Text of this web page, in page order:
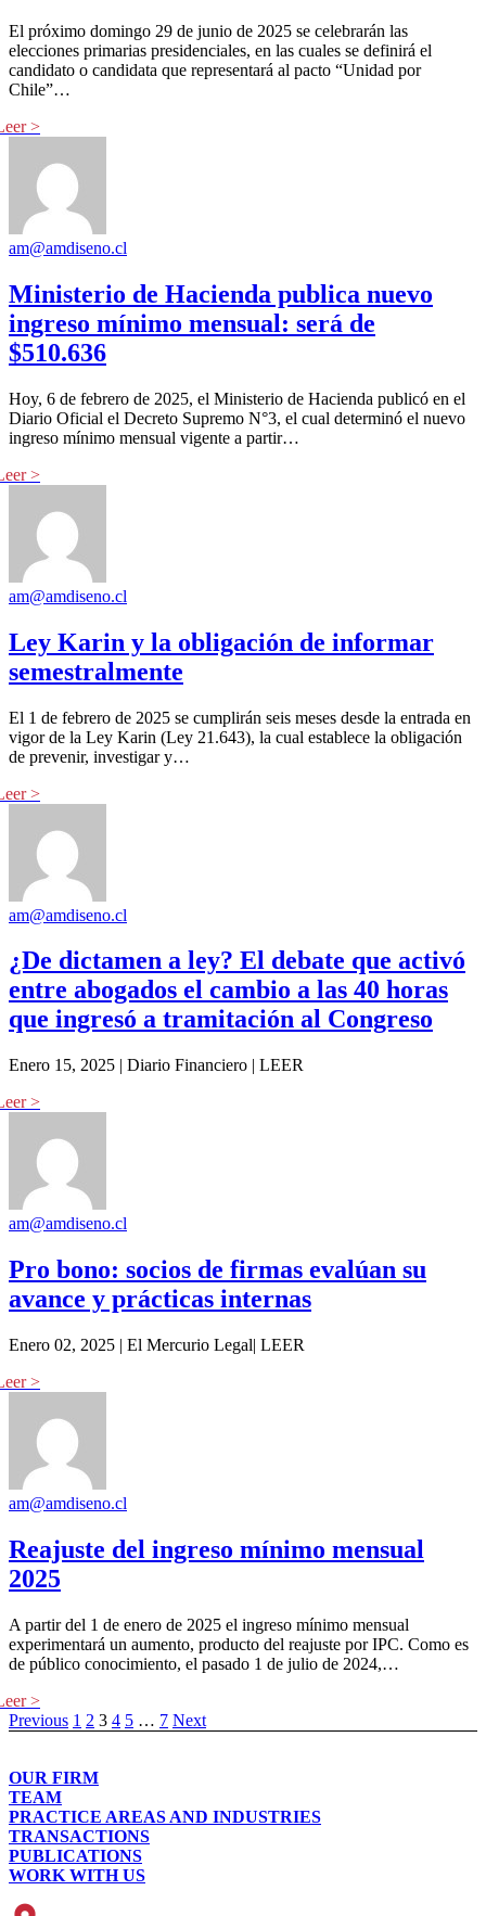
El próximo domingo 29 de junio de 2025 se celebrarán las
elecciones primarias presidenciales, en las cuales se definirá el
candidato o candidata que representará al pacto “Unidad por
Chile”…
am@amdiseno.cl
Ministerio de Hacienda publica nuevo
ingreso mínimo mensual: será de
$510.636
Hoy, 6 de febrero de 2025, el Ministerio de Hacienda publicó en el
Diario Oficial el Decreto Supremo N°3, el cual determinó el nuevo
ingreso mínimo mensual vigente a partir…
am@amdiseno.cl
Ley Karin y la obligación de informar
semestralmente
El 1 de febrero de 2025 se cumplirán seis meses desde la entrada en
vigor de la Ley Karin (Ley 21.643), la cual establece la obligación
de prevenir, investigar y…
am@amdiseno.cl
¿De dictamen a ley? El debate que activó
entre abogados el cambio a las 40 horas
que ingresó a tramitación al Congreso
Enero 15, 2025 | Diario Financiero | LEER
am@amdiseno.cl
Pro bono: socios de firmas evalúan su
avance y prácticas internas
Enero 02, 2025 | El Mercurio Legal| LEER
am@amdiseno.cl
Reajuste del ingreso mínimo mensual
2025
A partir del 1 de enero de 2025 el ingreso mínimo mensual
experimentará un aumento, producto del reajuste por IPC. Como es
de público conocimiento, el pasado 1 de julio de 2024,…
Previous 1 2 3 4 5 … 7 Next
OUR FIRM
TEAM
PRACTICE AREAS AND INDUSTRIES
TRANSACTIONS
PUBLICATIONS
WORK WITH US